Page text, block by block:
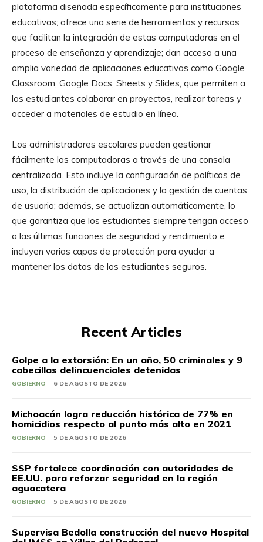
plataforma diseñada específicamente para instituciones
educativas; ofrece una serie de herramientas y recursos
que facilitan la integración de estas computadoras en el
proceso de enseñanza y aprendizaje; dan acceso a una
amplia variedad de aplicaciones educativas como Google
Classroom, Google Docs, Sheets y Slides, que permiten a
los estudiantes colaborar en proyectos, realizar tareas y
acceder a materiales de estudio en línea.
Los administradores escolares pueden gestionar
fácilmente las computadoras a través de una consola
centralizada. Esto incluye la configuración de políticas de
uso, la distribución de aplicaciones y la gestión de cuentas
de usuario; además, se actualizan automáticamente, lo
que garantiza que los estudiantes siempre tengan acceso
a las últimas funciones de seguridad y rendimiento e
incluyen varias capas de protección para ayudar a
mantener los datos de los estudiantes seguros.
Recent Articles
Golpe a la extorsión: En un año, 50 criminales y 9
cabecillas delincuenciales detenidas
GOBIERNO 6 DE AGOSTO DE 2026
Michoacán logra reducción histórica de 77% en
homicidios respecto al punto más alto en 2021
GOBIERNO 5 DE AGOSTO DE 2026
SSP fortalece coordinación con autoridades de
EE.UU. para reforzar seguridad en la región
aguacatera
GOBIERNO 5 DE AGOSTO DE 2026
Supervisa Bedolla construcción del nuevo Hospital